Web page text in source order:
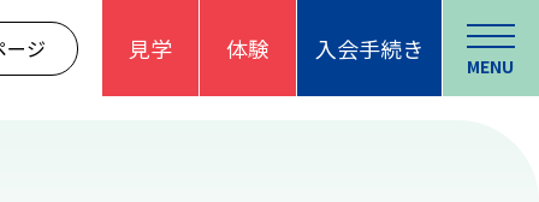
ージ 見学 体験 入会手続き
MENU